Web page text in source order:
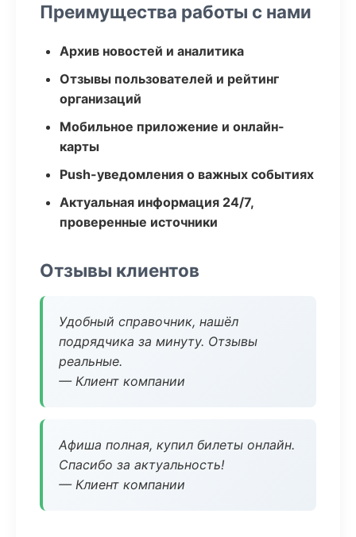
Преимущества работы с нами
Архив новостей и аналитика
Отзывы пользователей и рейтинг
организаций
Мобильное приложение и онлайн-
карты
Push-уведомления о важных событиях
Актуальная информация 24/7,
проверенные источники
Отзывы клиентов
Удобный справочник, нашёл
подрядчика за минуту. Отзывы
реальные.
— Клиент компании
Афиша полная, купил билеты онлайн.
Спасибо за актуальность!
— Клиент компании